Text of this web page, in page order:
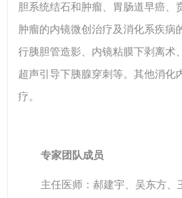
胆系统结石和肿瘤、胃肠道早癌、
肿瘤的内镜微创治疗及消化系疾病
行胰胆管造影、内镜粘膜下剥离术
超声引导下胰腺穿刺等。其他消化
疗。
专家团队成员
主任医师：郝建宇、吴东方、